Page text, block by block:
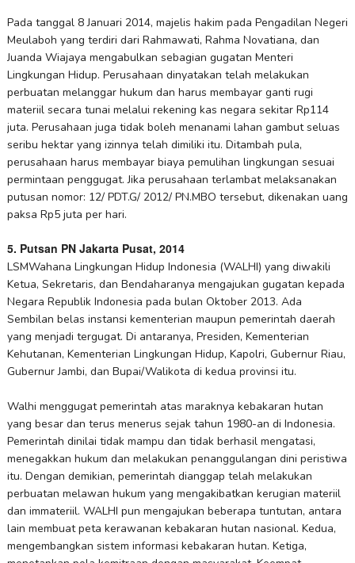
Pada tanggal 8 Januari 2014, majelis hakim pada Pengadilan Negeri
Meulaboh yang terdiri dari Rahmawati, Rahma Novatiana, dan
Juanda Wiajaya mengabulkan sebagian gugatan Menteri
Lingkungan Hidup. Perusahaan dinyatakan telah melakukan
perbuatan melanggar hukum dan harus membayar ganti rugi
materiil secara tunai melalui rekening kas negara sekitar Rp114
juta. Perusahaan juga tidak boleh menanami lahan gambut seluas
seribu hektar yang izinnya telah dimiliki itu. Ditambah pula,
perusahaan harus membayar biaya pemulihan lingkungan sesuai
permintaan penggugat. Jika perusahaan terlambat melaksanakan
putusan nomor: 12/ PDT.G/ 2012/ PN.MBO tersebut, dikenakan uang
paksa Rp5 juta per hari.
5. Putsan PN Jakarta Pusat, 2014
LSMWahana Lingkungan Hidup Indonesia (WALHI) yang diwakili
Ketua, Sekretaris, dan Bendaharanya mengajukan gugatan kepada
Negara Republik Indonesia pada bulan Oktober 2013. Ada
Sembilan belas instansi kementerian maupun pemerintah daerah
yang menjadi tergugat. Di antaranya, Presiden, Kementerian
Kehutanan, Kementerian Lingkungan Hidup, Kapolri, Gubernur Riau,
Gubernur Jambi, dan Bupai/Walikota di kedua provinsi itu.
Walhi menggugat pemerintah atas maraknya kebakaran hutan
yang besar dan terus menerus sejak tahun 1980-an di Indonesia.
Pemerintah dinilai tidak mampu dan tidak berhasil mengatasi,
menegakkan hukum dan melakukan penanggulangan dini peristiwa
itu. Dengan demikian, pemerintah dianggap telah melakukan
perbuatan melawan hukum yang mengakibatkan kerugian materiil
dan immateriil. WALHI pun mengajukan beberapa tuntutan, antara
lain membuat peta kerawanan kebakaran hutan nasional. Kedua,
mengembangkan sistem informasi kebakaran hutan. Ketiga,